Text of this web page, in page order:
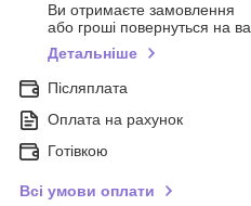
Ви отримаєте замовлення
або гроші повернуться на
Детальніше
Післяплата
Оплата на рахунок
Готівкою
Всі умови оплати